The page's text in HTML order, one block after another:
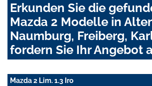
Erkunden Sie die
Mazda 2 Modelle in
Naumburg, Freiberg,
fordern Sie Ihr Angebot
Mazda 2 Lim. 1.3 Iro